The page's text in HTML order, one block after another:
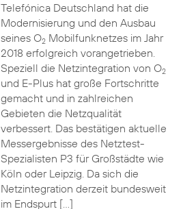
Telefónica Deutschland hat die
Modernisierung und den Ausbau
seines O2Mobilfunknetzes im Jahr
2018 erfolgreich vorangetrieben.
Speziell die Netzintegration von O2
und E-Plus hat große Fortschritte
gemacht und in zahlreichen
Gebieten die Netzqualität
verbessert. Das bestätigen aktuelle
Messergebnisse des Netztest-
Spezialisten P3 für Großstädte wie
Köln oder Leipzig. Da sich die
Netzintegration derzeit bundesweit
im Endspurt […]